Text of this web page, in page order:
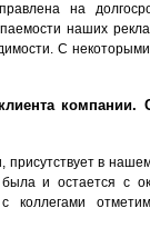
на
наших
С
компании.
присутствует в
была и остается с